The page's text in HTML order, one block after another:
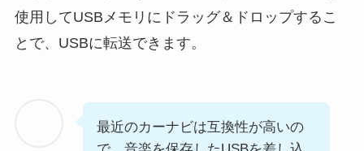
使用してUSBメモリにドラッグ＆ドロップするこ
とで、USBに転送できます。
最近のカーナビは互換性が高いの